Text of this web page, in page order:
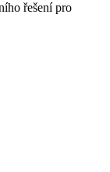
řešení pro